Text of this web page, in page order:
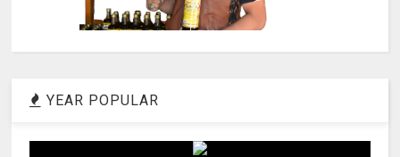
YEAR POPULAR